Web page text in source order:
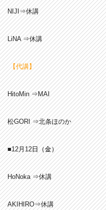
NIJI⇒休講
LiNA ⇒休講
【代講】
HitoMin ⇒MAI
松GORI ⇒北条ほのか
■12月12日（金）
HoNoka ⇒休講
AKIHIRO⇒休講